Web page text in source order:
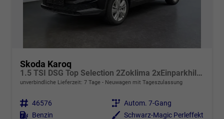
Skoda Karoq
1.5 TSI DSG Top Selection 2Zoklima 2xEinparkhilfe AHK Kamera Sitzheizung beheiztes Lenkrad
unverbindliche Lieferzeit: 7 Tage Neuwagen mit Tageszulassung
Fahrzeugnr. 46576 Getriebe Autom. 7-Gang
Kraftstoff Benzin Außenfarbe Schwarz-Magic Perleffekt